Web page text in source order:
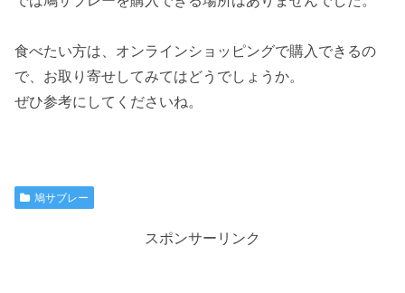
食べたい方は、オンラインショッピングで購入できるの
で、お取り寄せしてみてはどうでしょうか。
ぜひ参考にしてくださいね。
鳩サブレー
スポンサーリンク